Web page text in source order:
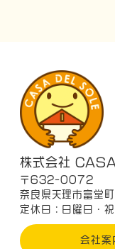
株式会社
〒632-0072
奈良県天理市富堂
定休日：日曜日・祝
会社案